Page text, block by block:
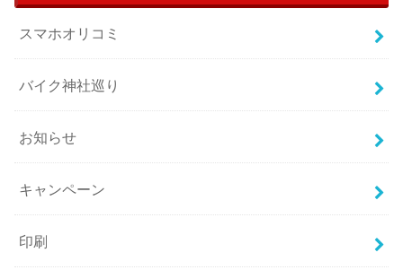
スマホオリコミ
バイク神社巡り
お知らせ
キャンペーン
印刷